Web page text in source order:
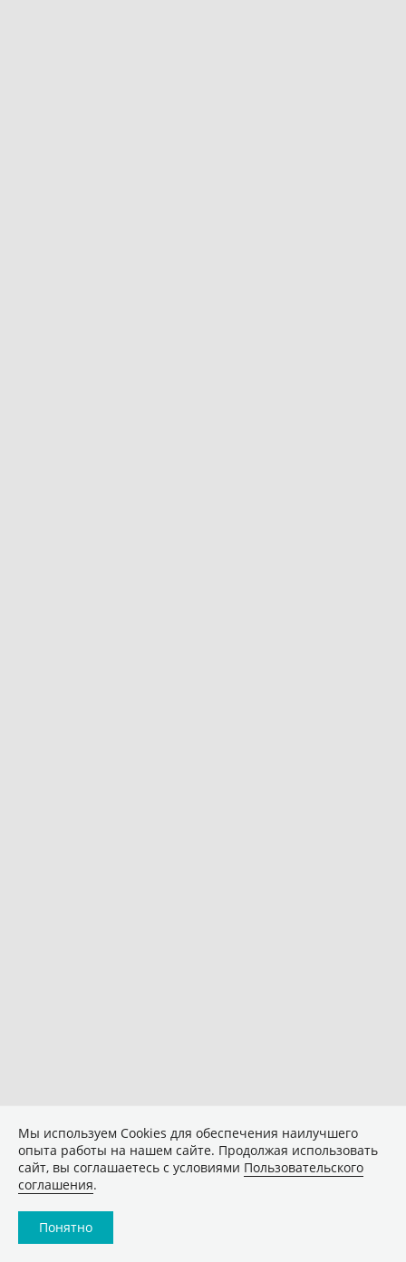
Мы используем Сookies для обеспечения наилучшего
опыта работы на нашем сайте. Продолжая использовать
сайт, вы соглашаетесь с условиями Пользовательского
соглашения.
Понятно